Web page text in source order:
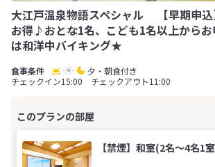
大江戸温泉物語スペシャル 【早期申込
お得♪おとな1名、こども1名以上から
は和洋中バイキング★
夕・朝食付き
チェックイン15:00 チェックアウト11:00
【禁煙】和室(2名～4名1